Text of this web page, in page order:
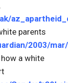
parents
2003/
a white